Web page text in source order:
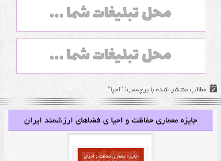
مطالب منتشر شده با برچسب: "احیا"
جایزه معماری حفاظت و احیا ی فضاهای ارزشمند ایران